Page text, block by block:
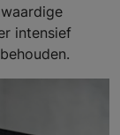
intensief